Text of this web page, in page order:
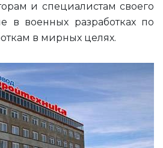
и специалистам своего
в военных разработках по
в мирных целях.